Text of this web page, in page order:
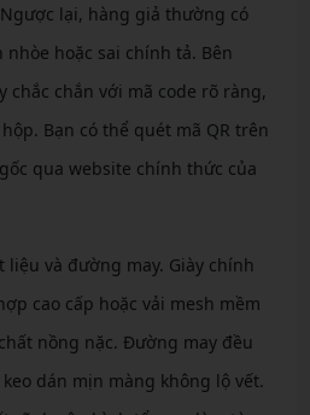
lại, hàng giả thường có
hoặc sai chính tả. Bên
chắc chắn với mã code rõ ràng,
Bạn có thể quét mã QR trên
qua website chính thức của
liệu và đường may. Giày chính
cao cấp hoặc vải mesh mềm
nồng nặc. Đường may đều
dán mịn màng không lộ vết.